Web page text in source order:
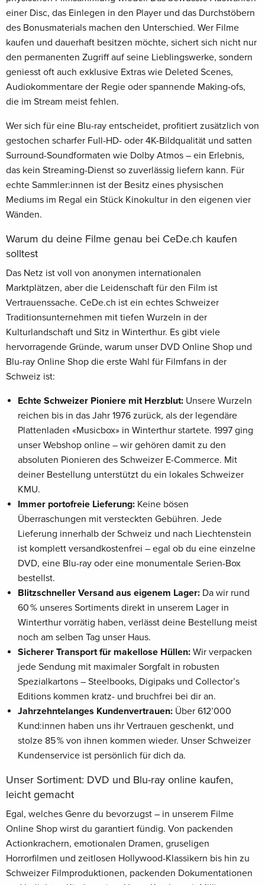
einer Disc, das Einlegen in den Player und das Durchstöbern
des Bonusmaterials machen den Unterschied. Wer Filme
kaufen und dauerhaft besitzen möchte, sichert sich nicht nur
den permanenten Zugriff auf seine Lieblingswerke, sondern
geniesst oft auch exklusive Extras wie Deleted Scenes,
Audiokommentare der Regie oder spannende Making-ofs,
die im Stream meist fehlen.
Wer sich für eine Blu-ray entscheidet, profitiert zusätzlich von
gestochen scharfer Full-HD- oder 4K-Bildqualität und satten
Surround-Soundformaten wie Dolby Atmos – ein Erlebnis,
das kein Streaming-Dienst so zuverlässig liefern kann. Für
echte Sammler:innen ist der Besitz eines physischen
Mediums im Regal ein Stück Kinokultur in den eigenen vier
Wänden.
Warum du deine Filme genau bei CeDe.ch kaufen
solltest
Das Netz ist voll von anonymen internationalen
Marktplätzen, aber die Leidenschaft für den Film ist
Vertrauenssache. CeDe.ch ist ein echtes Schweizer
Traditionsunternehmen mit tiefen Wurzeln in der
Kulturlandschaft und Sitz in Winterthur. Es gibt viele
hervorragende Gründe, warum unser DVD Online Shop und
Blu-ray Online Shop die erste Wahl für Filmfans in der
Schweiz ist:
Echte Schweizer Pioniere mit Herzblut: Unsere Wurzeln
reichen bis in das Jahr 1976 zurück, als der legendäre
Plattenladen «Musicbox» in Winterthur startete. 1997 ging
unser Webshop online – wir gehören damit zu den
absoluten Pionieren des Schweizer E-Commerce. Mit
deiner Bestellung unterstützt du ein lokales Schweizer
KMU.
Immer portofreie Lieferung: Keine bösen
Überraschungen mit versteckten Gebühren. Jede
Lieferung innerhalb der Schweiz und nach Liechtenstein
ist komplett versandkostenfrei – egal ob du eine einzelne
DVD, eine Blu-ray oder eine monumentale Serien-Box
bestellst.
Blitzschneller Versand aus eigenem Lager: Da wir rund
60 % unseres Sortiments direkt in unserem Lager in
Winterthur vorrätig haben, verlässt deine Bestellung meist
noch am selben Tag unser Haus.
Sicherer Transport für makellose Hüllen: Wir verpacken
jede Sendung mit maximaler Sorgfalt in robusten
Spezialkartons – Steelbooks, Digipaks und Collector’s
Editions kommen kratz- und bruchfrei bei dir an.
Jahrzehntelanges Kundenvertrauen: Über 612’000
Kund:innen haben uns ihr Vertrauen geschenkt, und
stolze 85 % von ihnen kommen wieder. Unser Schweizer
Kundenservice ist persönlich für dich da.
Unser Sortiment: DVD und Blu-ray online kaufen,
leicht gemacht
Egal, welches Genre du bevorzugst – in unserem Filme
Online Shop wirst du garantiert fündig. Von packenden
Actionkrachern, emotionalen Dramen, gruseligen
Horrorfilmen und zeitlosen Hollywood-Klassikern bis hin zu
Schweizer Filmproduktionen, packenden Dokumentationen